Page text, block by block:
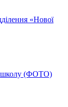
«Нової
школу (ФОТО)